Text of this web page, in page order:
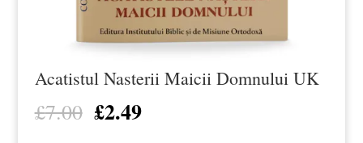
Acatistul Nasterii Maicii Domnului UK
£7.00 Prețul
£2.49Prețul